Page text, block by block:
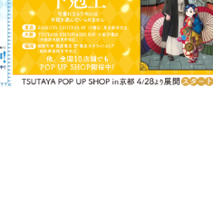
が事故に巻き込まれ、見知ら
、病気がちな5歳の女の子、
の識字率も低く、書物はほと
で手に入らない。マインは決